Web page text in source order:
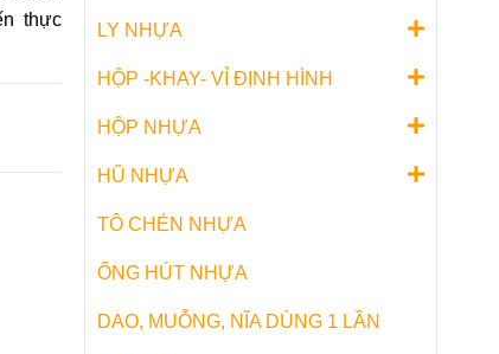
thực
LY NHỰA
HỘP -KHAY- VỈ ĐỊNH HÌNH
HỘP NHỰA
HŨ NHỰA
TÔ CHÉN NHỰA
ỐNG HÚT NHỰA
DAO, MUỖNG, NĨA DÙNG 1 LẦN